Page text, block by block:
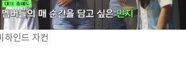
하인드 자컨